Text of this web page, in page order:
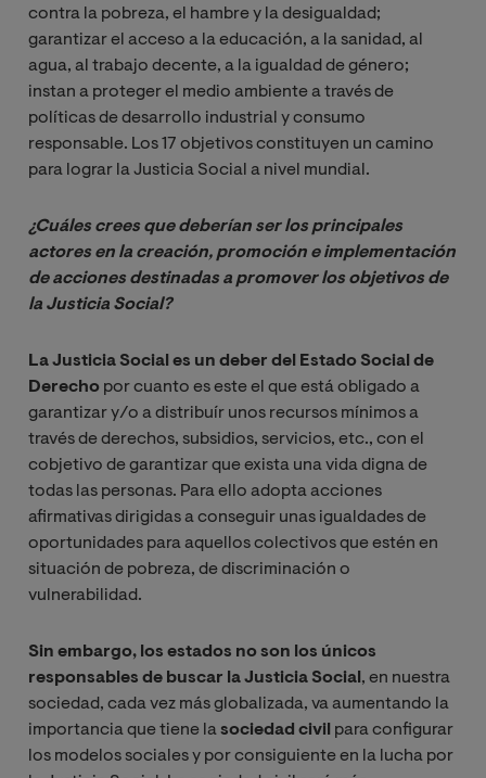
contra la pobreza, el hambre y la desigualdad;
garantizar el acceso a la educación, a la sanidad, al
agua, al trabajo decente, a la igualdad de género;
instan a proteger el medio ambiente a través de
políticas de desarrollo industrial y consumo
responsable. Los 17 objetivos constituyen un camino
para lograr la Justicia Social a nivel mundial.
¿Cuáles crees que deberían ser los principales
actores en la creación, promoción e implementación
de acciones destinadas a promover los objetivos de
la Justicia Social?
La Justicia Social es un deber del Estado Social de
Derecho por cuanto es este el que está obligado a
garantizar y/o a distribuír unos recursos mínimos a
través de derechos, subsidios, servicios, etc., con el
cobjetivo de garantizar que exista una vida digna de
todas las personas. Para ello adopta acciones
afirmativas dirigidas a conseguir unas igualdades de
oportunidades para aquellos colectivos que estén en
situación de pobreza, de discriminación o
vulnerabilidad.
Sin embargo, los estados no son los únicos
responsables de buscar la Justicia Social , en nuestra
sociedad, cada vez más globalizada, va aumentando la
importancia que tiene lasociedad civil para configurar
los modelos sociales y por consiguiente en la lucha por